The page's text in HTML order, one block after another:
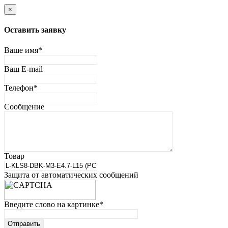
×
Оставить заявку
Ваше имя*
Ваш E-mail
Телефон*
Сообщение
Товар
Защита от автоматических сообщений
Введите слово на картинке*